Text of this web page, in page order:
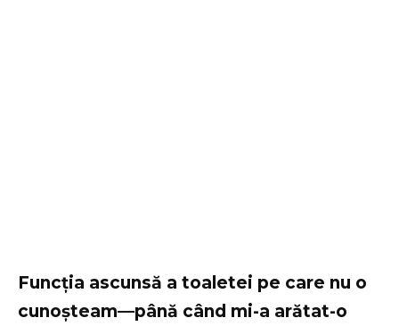
Funcția ascunsă a toaletei pe care nu o
cunoșteam—până când mi-a arătat-o